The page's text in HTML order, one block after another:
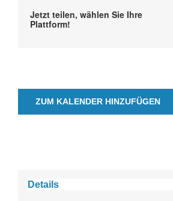
Jetzt teilen, wählen Sie Ihre
Plattform!
ZUM KALENDER HINZUFÜGEN
Details